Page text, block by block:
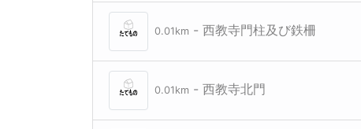
0.01km - 西教寺門柱及び鉄柵
0.01km - 西教寺北門